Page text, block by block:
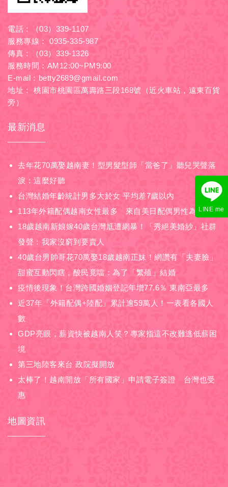
電話：
（03）339-1107
服務專線：
0935-335-987
傳真：（03）339-1326
服務時間：AM12:00~PM9:00
E-mail： betty2689@gmail.com
地址： 桃園市桃園區萬壽路三段168號（近火車站，遠東百貨
旁）
最新消息
去年花70萬娶越南妻！型男髮型師「當爸了」聽兒哭聲落
淚：這麼好聽
台灣結婚年齡統計男多大於女 平均差7歲以內
113年外籍配偶越南女性最多 來自美日配偶男性為主
18歲越南新娘嫁40歲台灣尪遭網暴！「秀絕美婚紗」社群
發聲：我家沒窮到要賣人
40歲台男帥哥花70萬娶18歲越南正妹！網讚有「夫妻臉」
甜蜜互動閃瞎，酸民竟噹：為了「繁殖」結婚
疫情後現象！台灣跨國婚姻登記年增77.6％ 東南亞最多
近37年「外籍配偶+陸配」累計逾59萬人！一表看各國人
數
GDP亮眼，薪資快被越南人笑？專家指這不改難逃低薪困
境
第三地陸客來台 政院擬開放
太棒了！越南開放「所有國家」申請電子簽證 台灣也受
惠
地圖資訊
LINE me